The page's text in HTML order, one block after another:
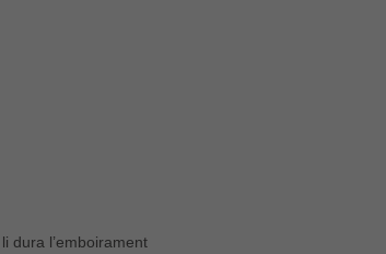
dura l’emboirament